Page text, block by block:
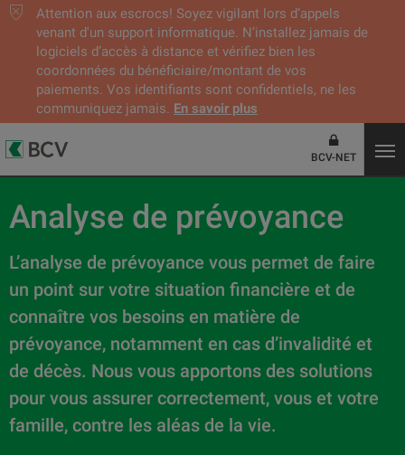
Attention aux escrocs! Soyez vigilant lors d’appels
venant d'un support informatique. N’installez jamais de
logiciels d’accès à distance et vérifiez bien les
coordonnées du bénéficiaire/montant de vos
paiements. Vos identifiants sont confidentiels, ne les
communiquez jamais. En savoir plus
BCV-NET
Analyse de prévoyance
L’analyse de prévoyance vous permet de faire
un point sur votre situation financière et de
connaître vos besoins en matière de
prévoyance, notamment en cas d’invalidité et
de décès. Nous vous apportons des solutions
pour vous assurer correctement, vous et votre
famille, contre les aléas de la vie.